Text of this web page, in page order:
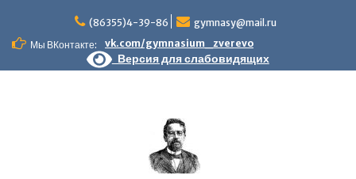
content
(86355)4-39-86
gymnasy@mail.ru
Мы ВКонтакте:
vk.com/gymnasium_zverevo
Версия для слабовидящих